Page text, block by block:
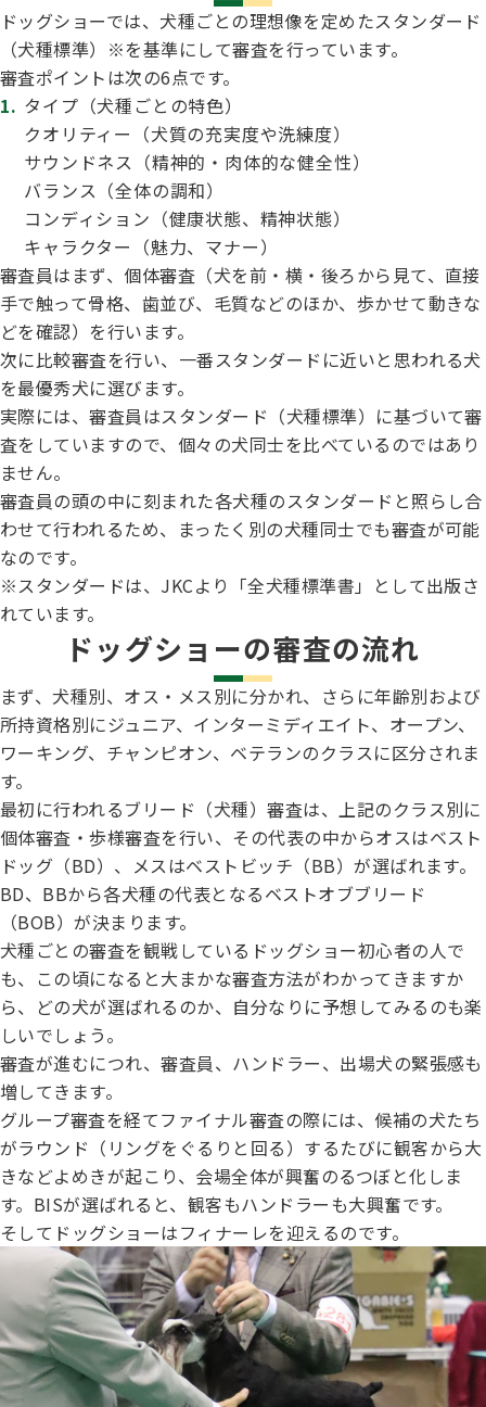
ジャックブログ
血統証明書・よくあるご質問
Obtaining the JKC Certified Export Pedigree
トリミング競技会
ハンドリング競技会
ジュニアハンドラー
過去の大会結果
犬の絵コンクールについて
愛犬とのふれあい写真コンテストについて
愛犬とのふれあいの俳句について
ドッグショーでは、犬種ごとの理想像を定めたスタンダード
（犬種標準）※を基準にして審査を行っています。
審査ポイントは次の6点です。
タイプ（犬種ごとの特色）
クオリティー（犬質の充実度や洗練度）
サウンドネス（精神的・肉体的な健全性）
バランス（全体の調和）
コンディション（健康状態、精神状態）
キャラクター（魅力、マナー）
審査員はまず、個体審査（犬を前・横・後ろから見て、直接
手で触って骨格、歯並び、毛質などのほか、歩かせて動きな
どを確認）を行います。
次に比較審査を行い、一番スタンダードに近いと思われる犬
を最優秀犬に選びます。
実際には、審査員はスタンダード（犬種標準）に基づいて審
査をしていますので、個々の犬同士を比べているのではあり
ません。
審査員の頭の中に刻まれた各犬種のスタンダードと照らし合
わせて行われるため、まったく別の犬種同士でも審査が可能
なのです。
※スタンダードは、JKCより「全犬種標準書」として出版さ
れています。
ドッグショーの審査の流れ
まず、犬種別、オス・メス別に分かれ、さらに年齢別および
所持資格別にジュニア、インターミディエイト、オープン、
ワーキング、チャンピオン、ベテランのクラスに区分されま
す。
最初に行われるブリード（犬種）審査は、上記のクラス別に
個体審査・歩様審査を行い、その代表の中からオスはベスト
ドッグ（BD）、メスはベストビッチ（BB）が選ばれます。
BD、BBから各犬種の代表となるベストオブブリード
（BOB）が決まります。
犬種ごとの審査を観戦しているドッグショー初心者の人で
も、この頃になると大まかな審査方法がわかってきますか
ら、どの犬が選ばれるのか、自分なりに予想してみるのも楽
しいでしょう。
審査が進むにつれ、審査員、ハンドラー、出場犬の緊張感も
増してきます。
グループ審査を経てファイナル審査の際には、候補の犬たち
がラウンド（リングをぐるりと回る）するたびに観客から大
きなどよめきが起こり、会場全体が興奮のるつぼと化しま
す。BISが選ばれると、観客もハンドラーも大興奮です。
そしてドッグショーはフィナーレを迎えるのです。